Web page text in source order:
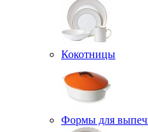
Кокотницы
Формы для